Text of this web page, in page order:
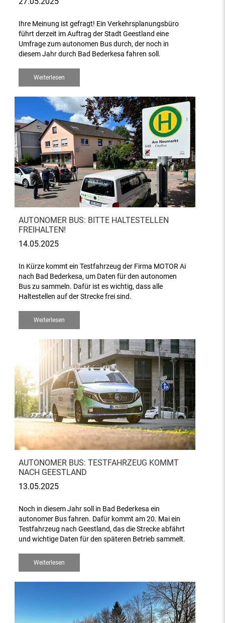
Ihre Meinung ist gefragt! Ein Verkehrsplanungsbüro
führt derzeit im Auftrag der Stadt Geestland eine
Umfrage zum autonomen Bus durch, der noch in
diesem Jahr durch Bad Bederkesa fahren soll.
Weiterlesen
AUTONOMER BUS: BITTE HALTESTELLEN
FREIHALTEN!
14.05.2025
In Kürze kommt ein Testfahrzeug der Firma MOTOR Ai
nach Bad Bederkesa, um Daten für den autonomen
Bus zu sammeln. Dafür ist es wichtig, dass alle
Haltestellen auf der Strecke frei sind.
Weiterlesen
AUTONOMER BUS: TESTFAHRZEUG KOMMT
NACH GEESTLAND
13.05.2025
Noch in diesem Jahr soll in Bad Bederkesa ein
autonomer Bus fahren. Dafür kommt am 20. Mai ein
Testfahrzeug nach Geestland, das die Strecke abfährt
und wichtige Daten für den späteren Betrieb sammelt.
Weiterlesen